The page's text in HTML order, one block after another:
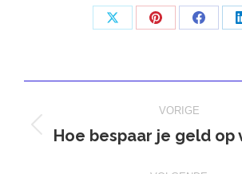
Deel
Deel
Deel
navigatie
VORIGE
Vorig
Hoe bespaar je geld op